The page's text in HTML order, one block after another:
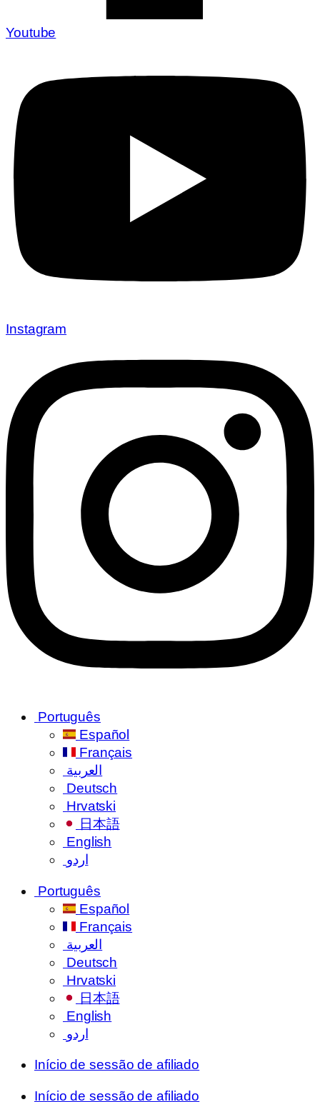
Youtube
Instagram
Português
Español
Français
العربية
Deutsch
Hrvatski
日本語
English
اردو
Português
Español
Français
العربية
Deutsch
Hrvatski
日本語
English
اردو
Início de sessão de afiliado
Início de sessão de afiliado